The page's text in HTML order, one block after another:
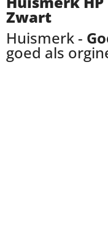
Zwart
Huismerk -
goed als